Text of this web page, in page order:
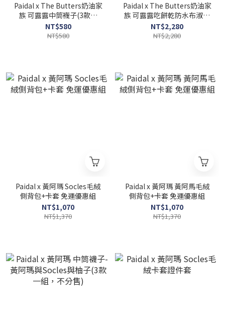
Paidal x The Butters奶油家
族 可露露中筒襪子(3款一
組，不分售)
NT$580
NT$580
Paidal x The Butters奶油家
族 可露露吃餅乾防水布淑女
後背包
NT$2,280
NT$2,280
Paidal x 黃阿瑪 Socles毛絨
側背包+卡套 免運優惠組
NT$1,070
NT$1,370
Paidal x 黃阿瑪 黃阿馬毛絨
側背包+卡套 免運優惠組
NT$1,070
NT$1,370